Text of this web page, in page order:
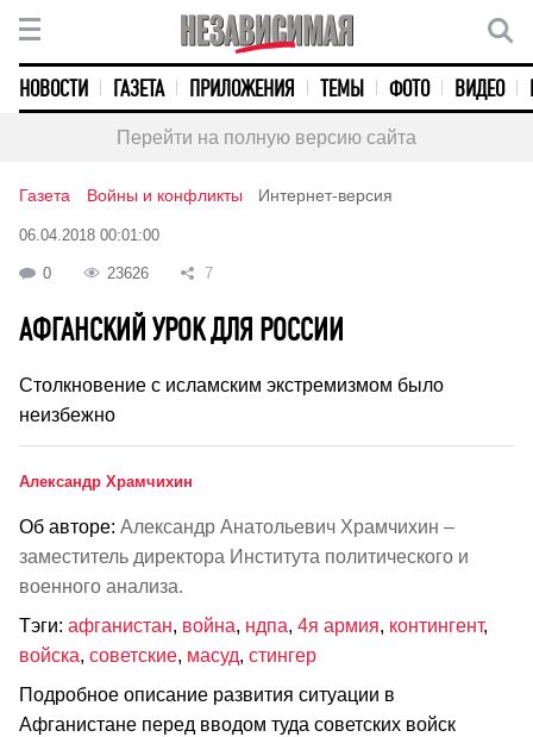
НОВОСТИ ГАЗЕТА ПРИЛОЖЕНИЯ ТЕМЫ ФОТО ВИДЕО
Перейти на полную версию сайта
Газета Войны и конфликты Интернет-версия
06.04.2018 00:01:00
0 23626 7
АФГАНСКИЙ УРОК ДЛЯ РОССИИ
Столкновение с исламским экстремизмом было
неизбежно
Александр Храмчихин
Об авторе: Александр Анатольевич Храмчихин –
заместитель директора Института политического и
военного анализа.
Тэги: афганистан, война, ндпа, 4я армия, контингент,
войска, советские, масуд, стингер
Подробное описание развития ситуации в
Афганистане перед вводом туда советских войск